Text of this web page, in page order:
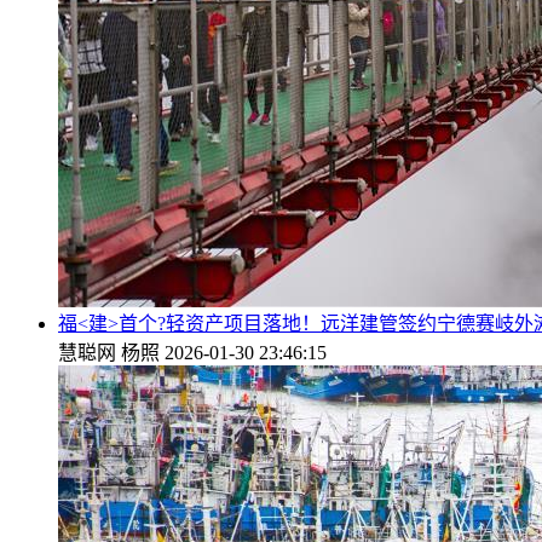
福<建>首个?轻资产项目落地！远洋建管签约宁德赛岐外
慧聪网 杨照 2026-01-30 23:46:15